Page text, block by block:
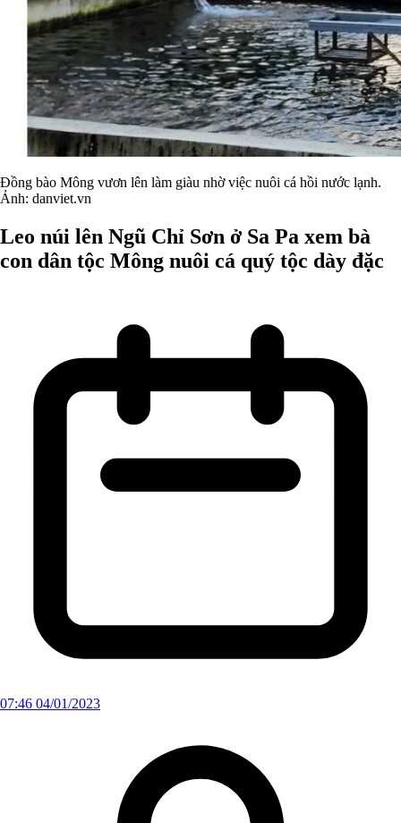
Đồng bào Mông vươn lên làm giàu nhờ việc nuôi cá hồi nước lạnh.
Ảnh: danviet.vn
Leo núi lên Ngũ Chỉ Sơn ở Sa Pa xem bà
con dân tộc Mông nuôi cá quý tộc dày đặc
07:46 04/01/2023